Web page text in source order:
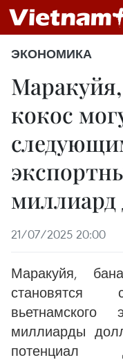
ЭКОНОМИКА
кокос
миллиард
21/07/2025 20:00
Маракуйя,
становятся
вьетнамского
миллиарды
потенциал